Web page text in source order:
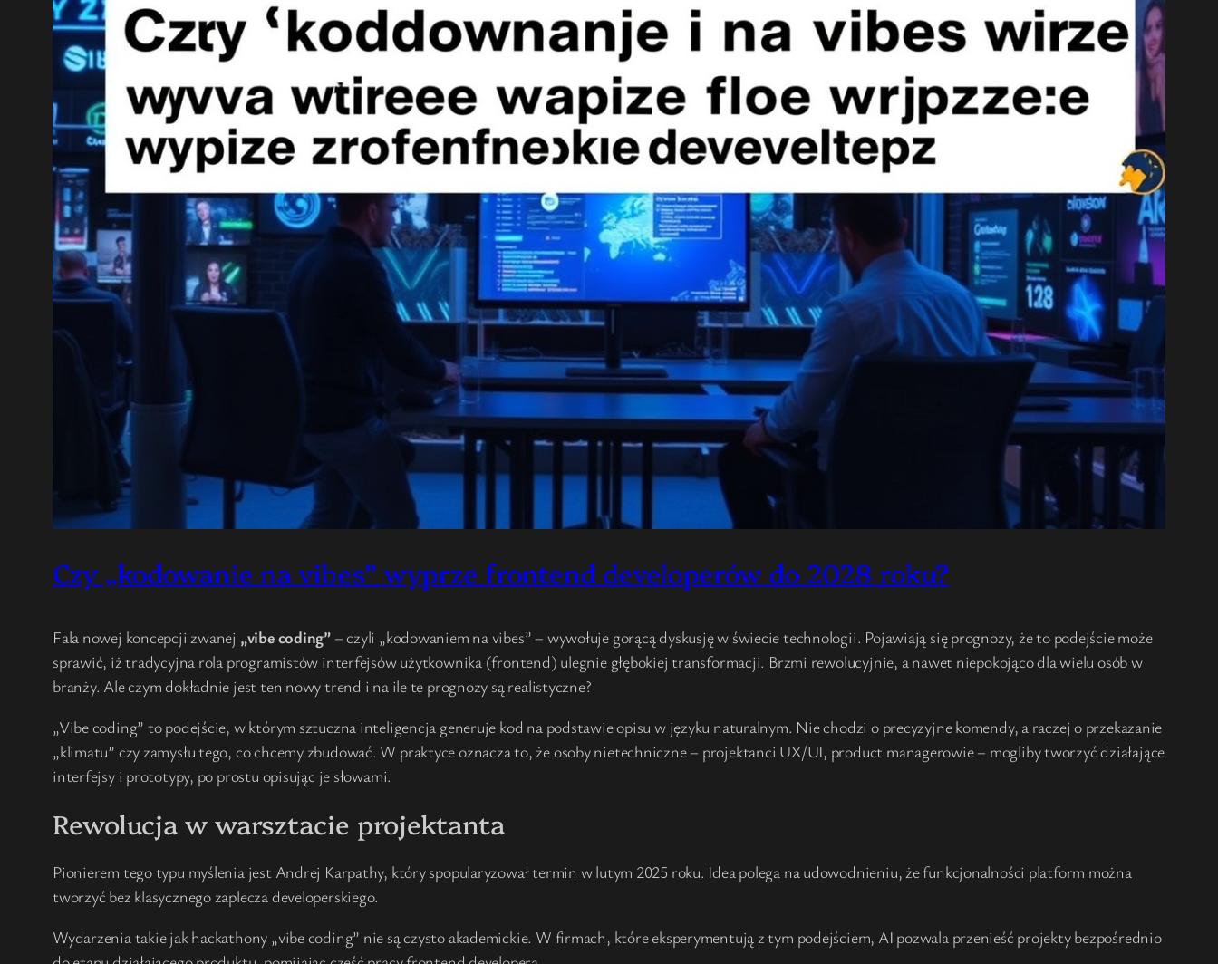
Czy „kodowanie na vibes” wyprze frontend developerów do 2028 roku?
Fala nowej koncepcji zwanej „vibe coding”– czyli „kodowaniem na vibes” – wywołuje gorącą dyskusję w świecie technologii. Pojawiają się prognozy, że to podejście może
sprawić, iż tradycyjna rola programistów interfejsów użytkownika (frontend) ulegnie głębokiej transformacji. Brzmi rewolucyjnie, a nawet niepokojąco dla wielu osób w
branży. Ale czym dokładnie jest ten nowy trend i na ile te prognozy są realistyczne?
„Vibe coding” to podejście, w którym sztuczna inteligencja generuje kod na podstawie opisu w języku naturalnym. Nie chodzi o precyzyjne komendy, a raczej o przekazanie
„klimatu” czy zamysłu tego, co chcemy zbudować. W praktyce oznacza to, że osoby nietechniczne – projektanci UX/UI, product managerowie – mogliby tworzyć działające
interfejsy i prototypy, po prostu opisując je słowami.
Rewolucja w warsztacie projektanta
Pionierem tego typu myślenia jest Andrej Karpathy, który spopularyzował termin w lutym 2025 roku. Idea polega na udowodnieniu, że funkcjonalności platform można
tworzyć bez klasycznego zaplecza developerskiego.
Wydarzenia takie jak hackathony „vibe coding” nie są czysto akademickie. W firmach, które eksperymentują z tym podejściem, AI pozwala przenieść projekty bezpośrednio